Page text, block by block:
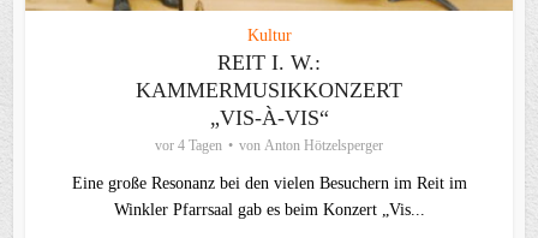
Kultur
REIT I. W.:
KAMMERMUSIKKONZERT
„VIS-À-VIS“
vor 4 Tagen von Anton Hötzelsperger
Eine große Resonanz bei den vielen Besuchern im Reit im
Winkler Pfarrsaal gab es beim Konzert „Vis...